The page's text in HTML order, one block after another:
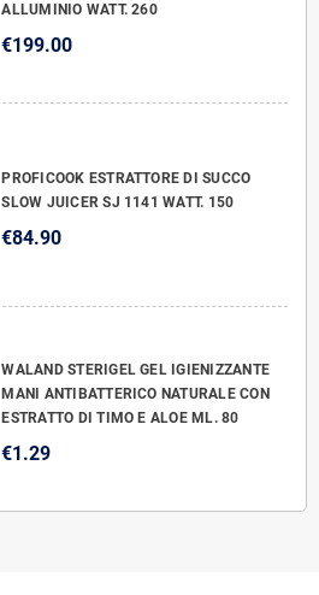
ALLUMINIO WATT. 260
€199.00
PROFICOOK ESTRATTORE DI SUCCO
SLOW JUICER SJ 1141 WATT. 150
€84.90
WALAND STERIGEL GEL IGIENIZZANTE
MANI ANTIBATTERICO NATURALE CON
ESTRATTO DI TIMO E ALOE ML. 80
€1.29